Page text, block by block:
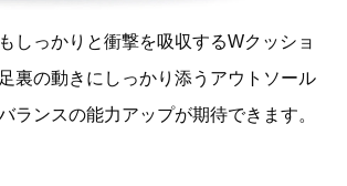
しっかりと衝撃を吸収するWクッショ
裏の動きにしっかり添うアウトソール
ランスの能力アップが期待できます。